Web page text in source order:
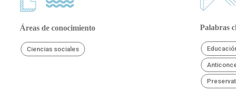
Áreas de conocimiento
Ciencias sociales
Palabras